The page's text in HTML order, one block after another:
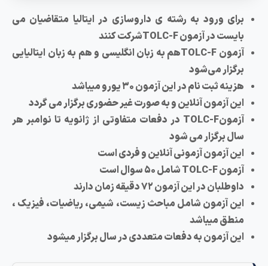
برای ورود به رشته ی داروسازی در ایتالیا متقاضیان می
بایست در آزمون TOLC-Fشرکت کنند
آزمون TOLC-Fهم به زبان انگلیسی و هم به زبان ایتالیایی
برگزار می‌شود
هزینه ثبت نام در این آزمون ۳۰ یورو میباشد
این آزمون آنلاین و به صورت غیر حضوری برگزار می گردد
آزمونTOLC-F در دفعات متفاوتی از ژانویه تا نوامبر هر
سال برگزار می شود
این آزمون آزمونی آنلاین و فردی است
آزمون TOLC-F شامل ۵۰ سوال است
داوطلبان در این آزمون ۷۲ دقیقه زمان دارند
این آزمون شامل مباحث زیست، شیمی، ریاضیات، فیزیک ،
منطق میباشد
این آزمون به دفعات متعددی در سال برگزار میشود